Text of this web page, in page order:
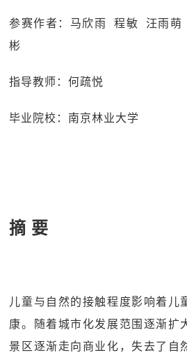
参赛作者：马欣雨 程敏 汪雨
彬
指导教师：何疏悦
毕业院校：南京林业大学
摘 要
儿童与自然的接触程度影响着儿
康。随着城市化发展范围逐渐扩
景区逐渐走向商业化，失去了自